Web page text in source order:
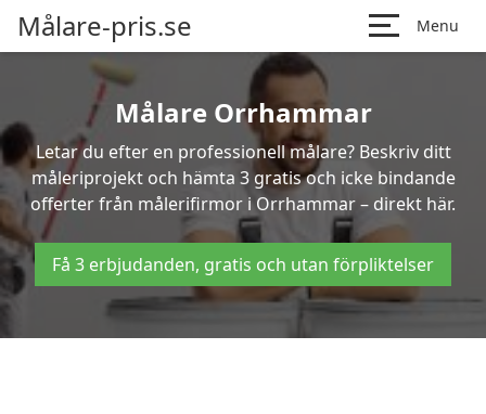
Målare-pris.se Menu
Målare Orrhammar
Letar du efter en professionell målare? Beskriv ditt
måleriprojekt och hämta 3 gratis och icke bindande
offerter från målerifirmor i Orrhammar – direkt här.
Få 3 erbjudanden, gratis och utan förpliktelser